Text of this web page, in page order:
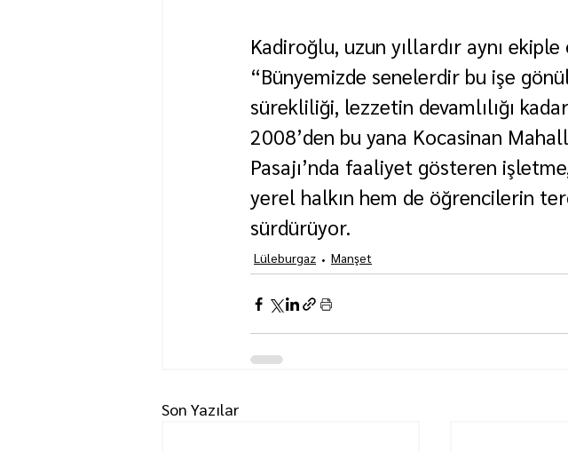
Kadiroğlu, uzun yıllardır aynı
“Bünyemizde senelerdir bu işe
sürekliliği, lezzetin devamlılığı
2008’den bu yana Kocasinan
Pasajı’nda faaliyet gösteren
yerel halkın hem de öğrencilerin
sürdürüyor.
Lüleburgaz Manşet
Son Yazılar